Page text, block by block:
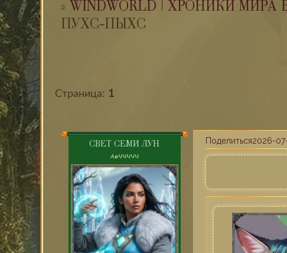
» WINDWORLD | ХРОНИКИ МИРА
ПУХС-ПЫХС
Страница: 1
Поделиться2026-
СВЕТ СЕМИ ЛУН
AвЧЧЧЧЧ